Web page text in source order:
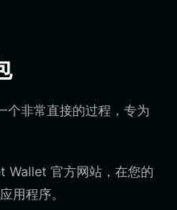
个非常直接的过程，专为
Wallet 官方网站，在您的
用程序。